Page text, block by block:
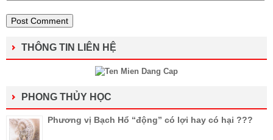
THÔNG TIN LIÊN HỆ
PHONG THỦY HỌC
Phương vị Bạch Hổ “động” có lợi hay có hại ???